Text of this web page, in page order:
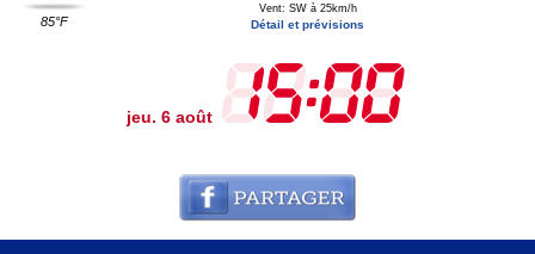
85°F
Vent: SW à 25km/h
Détail et prévisions
jeu. 6 août